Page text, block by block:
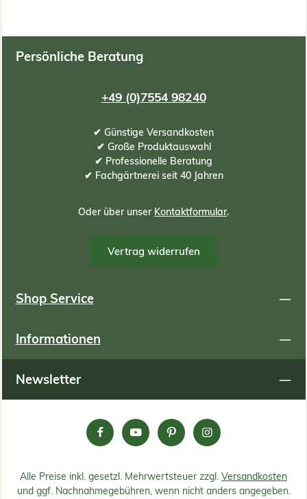
Persönliche Beratung
+49 (0)7554 98240
✔ Günstige Versandkosten
✔ Große Produktauswahl
✔ Professionelle Beratung
✔ Fachgärtnerei seit 40 Jahren
Oder über unser Kontaktformular.
Vertrag widerrufen
Shop Service
Informationen
Newsletter
Alle Preise inkl. gesetzl. Mehrwertsteuer zzgl. Versandkosten
und ggf. Nachnahmegebühren, wenn nicht anders angegeben.